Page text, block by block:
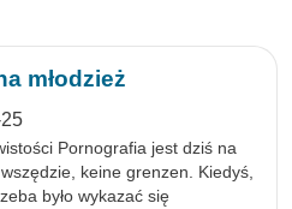
młodzież
Pornografia jest dziś na
keine grenzen. Kiedyś,
było wykazać się